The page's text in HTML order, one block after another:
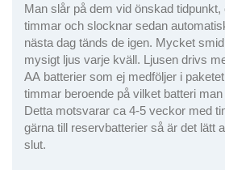
Man slår på dem vid önskad tidpunkt,
timmar och slocknar sedan
nästa dag tänds de igen. Mycket
mysigt ljus varje kväll. Ljusen drivs
AA batterier som ej medföljer i
timmar beroende på vilket batteri man
Detta motsvarar ca 4-5 veckor med
gärna till reservbatterier så är det lätt
slut.